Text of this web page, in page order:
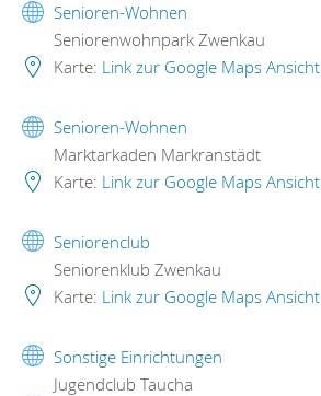
Senioren-Wohnen
Seniorenwohnpark Zwenkau
Karte: Link zur Google Maps Ansicht
Senioren-Wohnen
Marktarkaden Markranstädt
Karte: Link zur Google Maps Ansicht
Seniorenclub
Seniorenklub Zwenkau
Karte: Link zur Google Maps Ansicht
Sonstige Einrichtungen
Jugendclub Taucha